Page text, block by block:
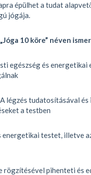
épülhet a tudat
jógája.
10 köre” néven
egészség és
légzés tudatosításával
a testben
testet, illetve
rögzítésével pihenteti és